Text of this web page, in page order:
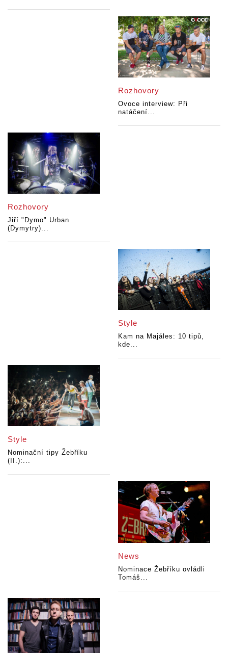
Rozhovory
Ovoce interview: Při
natáčení...
Rozhovory
Jiří "Dymo" Urban
(Dymytry)...
Style
Kam na Majáles: 10 tipů,
kde...
Style
Nominační tipy Žebříku
(II.):...
News
Nominace Žebříku ovládli
Tomáš...